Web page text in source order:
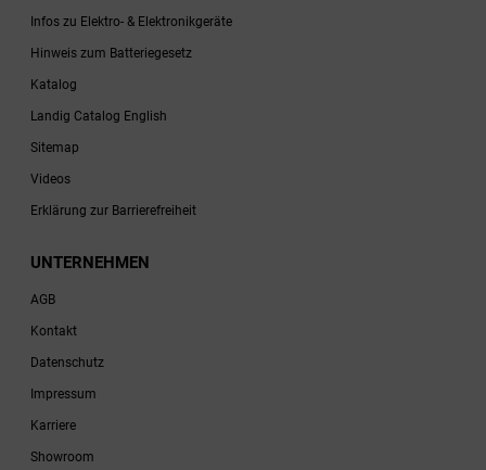
Infos zu Elektro- & Elektronikgeräte
Hinweis zum Batteriegesetz
Katalog
Landig Catalog English
Sitemap
Videos
Erklärung zur Barrierefreiheit
UNTERNEHMEN
AGB
Kontakt
Datenschutz
Impressum
Karriere
Showroom